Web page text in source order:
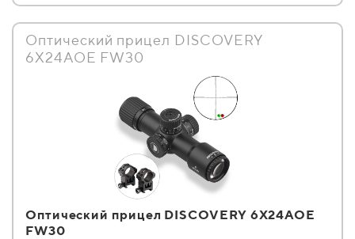
Оптический прицел DISCOVERY
6X24AOE FW30
Оптический прицел DISCOVERY 6X24AOE
FW30